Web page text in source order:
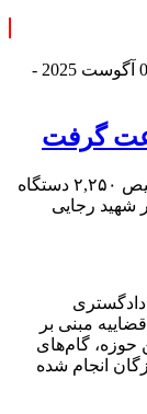
تاریخ انتشار : 09 آگوست 2025 -
گرفت
اکوایران: رئیس کل دادگستری هرمزگان از ترخیص ۲,۲۵۰ دستگاه
شهید رجایی
مبنی بر
حوزه، گام‌های
انجام شده